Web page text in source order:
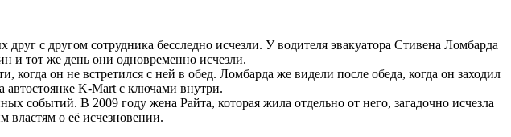
с другом сотрудника бесследно исчезли. У водителя эвакуатора Стивена Ломбарда
и тот же день они одновременно исчезли.
он не встретился с ней в обед. Ломбарда же видели после обеда, когда он заходил
автостоянке K-Mart с ключами внутри.
событий. В 2009 году жена Райта, которая жила отдельно от него, загадочно исчезла
властям о её исчезновении.